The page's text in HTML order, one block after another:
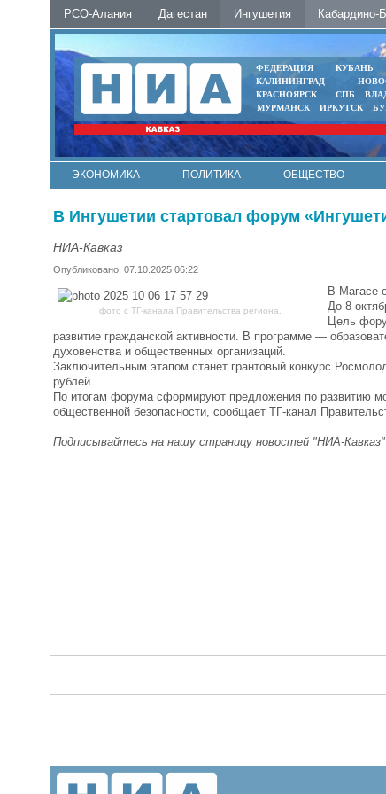
РСО-Алания Дагестан Ингушетия Кабардино-
ФЕДЕРАЦИЯ КУБАНЬ
КАЛИНИНГРАД
КРАСНОЯРСК
СПБ
МУРМАНСК
ИРКУТСК
ЭКОНОМИКА ПОЛИТИКА ОБЩЕСТВО
В Ингушетии стартовал форум
НИА-Кавказ
Опубликовано: 07.10.2025 06:22
фото с ТГ-канала Правительства региона.
В Магасе
До 8
Цель
развитие гражданской активности. В программе —
духовенства и общественных организаций.
Заключительным этапом станет грантовый конкурс
рублей.
По итогам форума сформируют предложения по развитию
общественной безопасности, сообщает ТГ-канал
Подписывайтесь на нашу страницу новостей "НИА-